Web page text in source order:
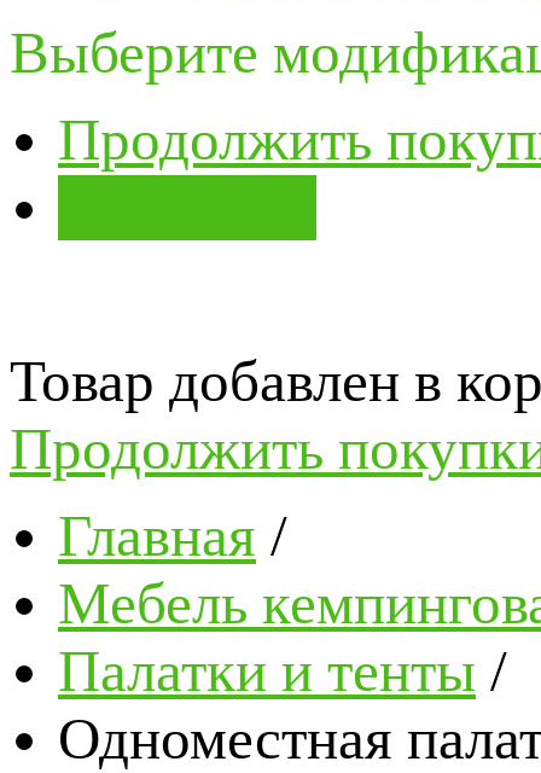
Выберите
Продолжить
Товар добавлен в
Продолжить
Главная /
Мебель
Палатки и тенты /
Одноместная